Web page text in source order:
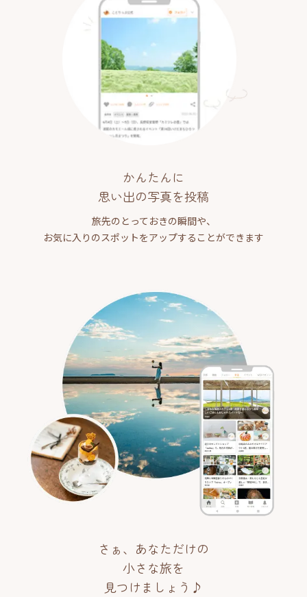
かんたんに
思い出の写真を投稿
旅先のとっておきの瞬間や、
お気に入りのスポットをアップすることができます
さぁ、あなただけの
小さな旅を
見つけましょう♪